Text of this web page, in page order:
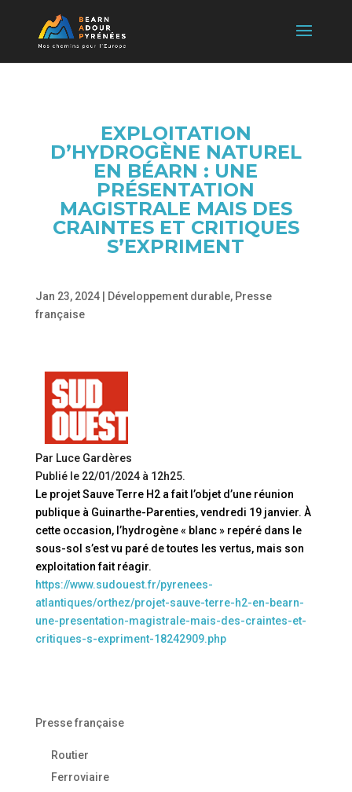
EXPLOITATION
D’HYDROGÈNE NATUREL
EN BÉARN : UNE
PRÉSENTATION
MAGISTRALE MAIS DES
CRAINTES ET CRITIQUES
S’EXPRIMENT
Jan 23, 2024| Développement durable, Presse
française
Par Luce Gardères
Publié le 22/01/2024 à 12h25.
Le projet Sauve Terre H2 a fait l’objet d’une réunion
publique à Guinarthe-Parenties, vendredi 19 janvier. À
cette occasion, l’hydrogène « blanc » repéré dans le
sous-sol s’est vu paré de toutes les vertus, mais son
exploitation fait réagir.
https://www.sudouest.fr/pyrenees-
atlantiques/orthez/projet-sauve-terre-h2-en-bearn-
une-presentation-magistrale-mais-des-craintes-et-
critiques-s-expriment-18242909.php
Presse française
Routier
Ferroviaire